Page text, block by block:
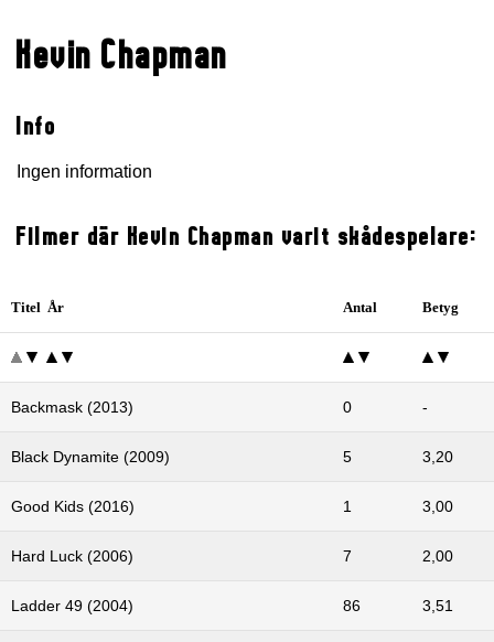
Kevin Chapman
Info
Ingen information
Filmer där Kevin Chapman varit skådespelare:
Titel År Antal Betyg
Backmask (2013) 0 -
Black Dynamite (2009) 5 3,20
Good Kids (2016) 1 3,00
Hard Luck (2006) 7 2,00
Ladder 49 (2004) 86 3,51